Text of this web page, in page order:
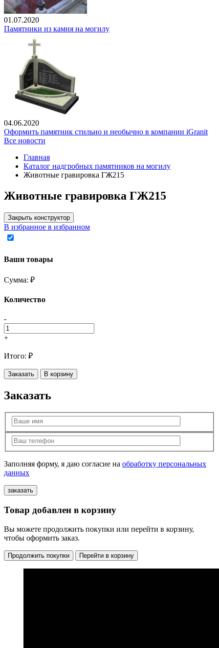
01.07.2020
Памятники из камня на могилу
04.06.2020
Оформить памятник стильно и необычно в компании iGranit
Все новости
Главная
Каталог надгробных памятников на могилу
Животные гравировка ГЖ215
Животные гравировка ГЖ215
Закрыть конструктор
В избранное в избранном
Ваши товары
Сумма: ₽
Количество
-
+
Итого: ₽
Заказать В корзину
Заказать
Заполняя форму, я даю согласие на обработку персональных
данных
Товар добавлен в корзину
Вы можете продолжить покупки или перейти в корзину,
чтобы оформить заказ.
Продолжить покупки Перейти в корзину